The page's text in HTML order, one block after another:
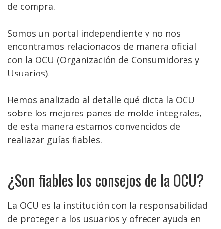
de compra.
Somos un portal independiente y no nos
encontramos relacionados de manera oficial
con la OCU (Organización de Consumidores y
Usuarios).
Hemos analizado al detalle qué dicta la OCU
sobre los mejores panes de molde integrales,
de esta manera estamos convencidos de
realiazar guías fiables.
¿Son fiables los consejos de la OCU?
La OCU es la institución con la responsabilidad
de proteger a los usuarios y ofrecer ayuda en